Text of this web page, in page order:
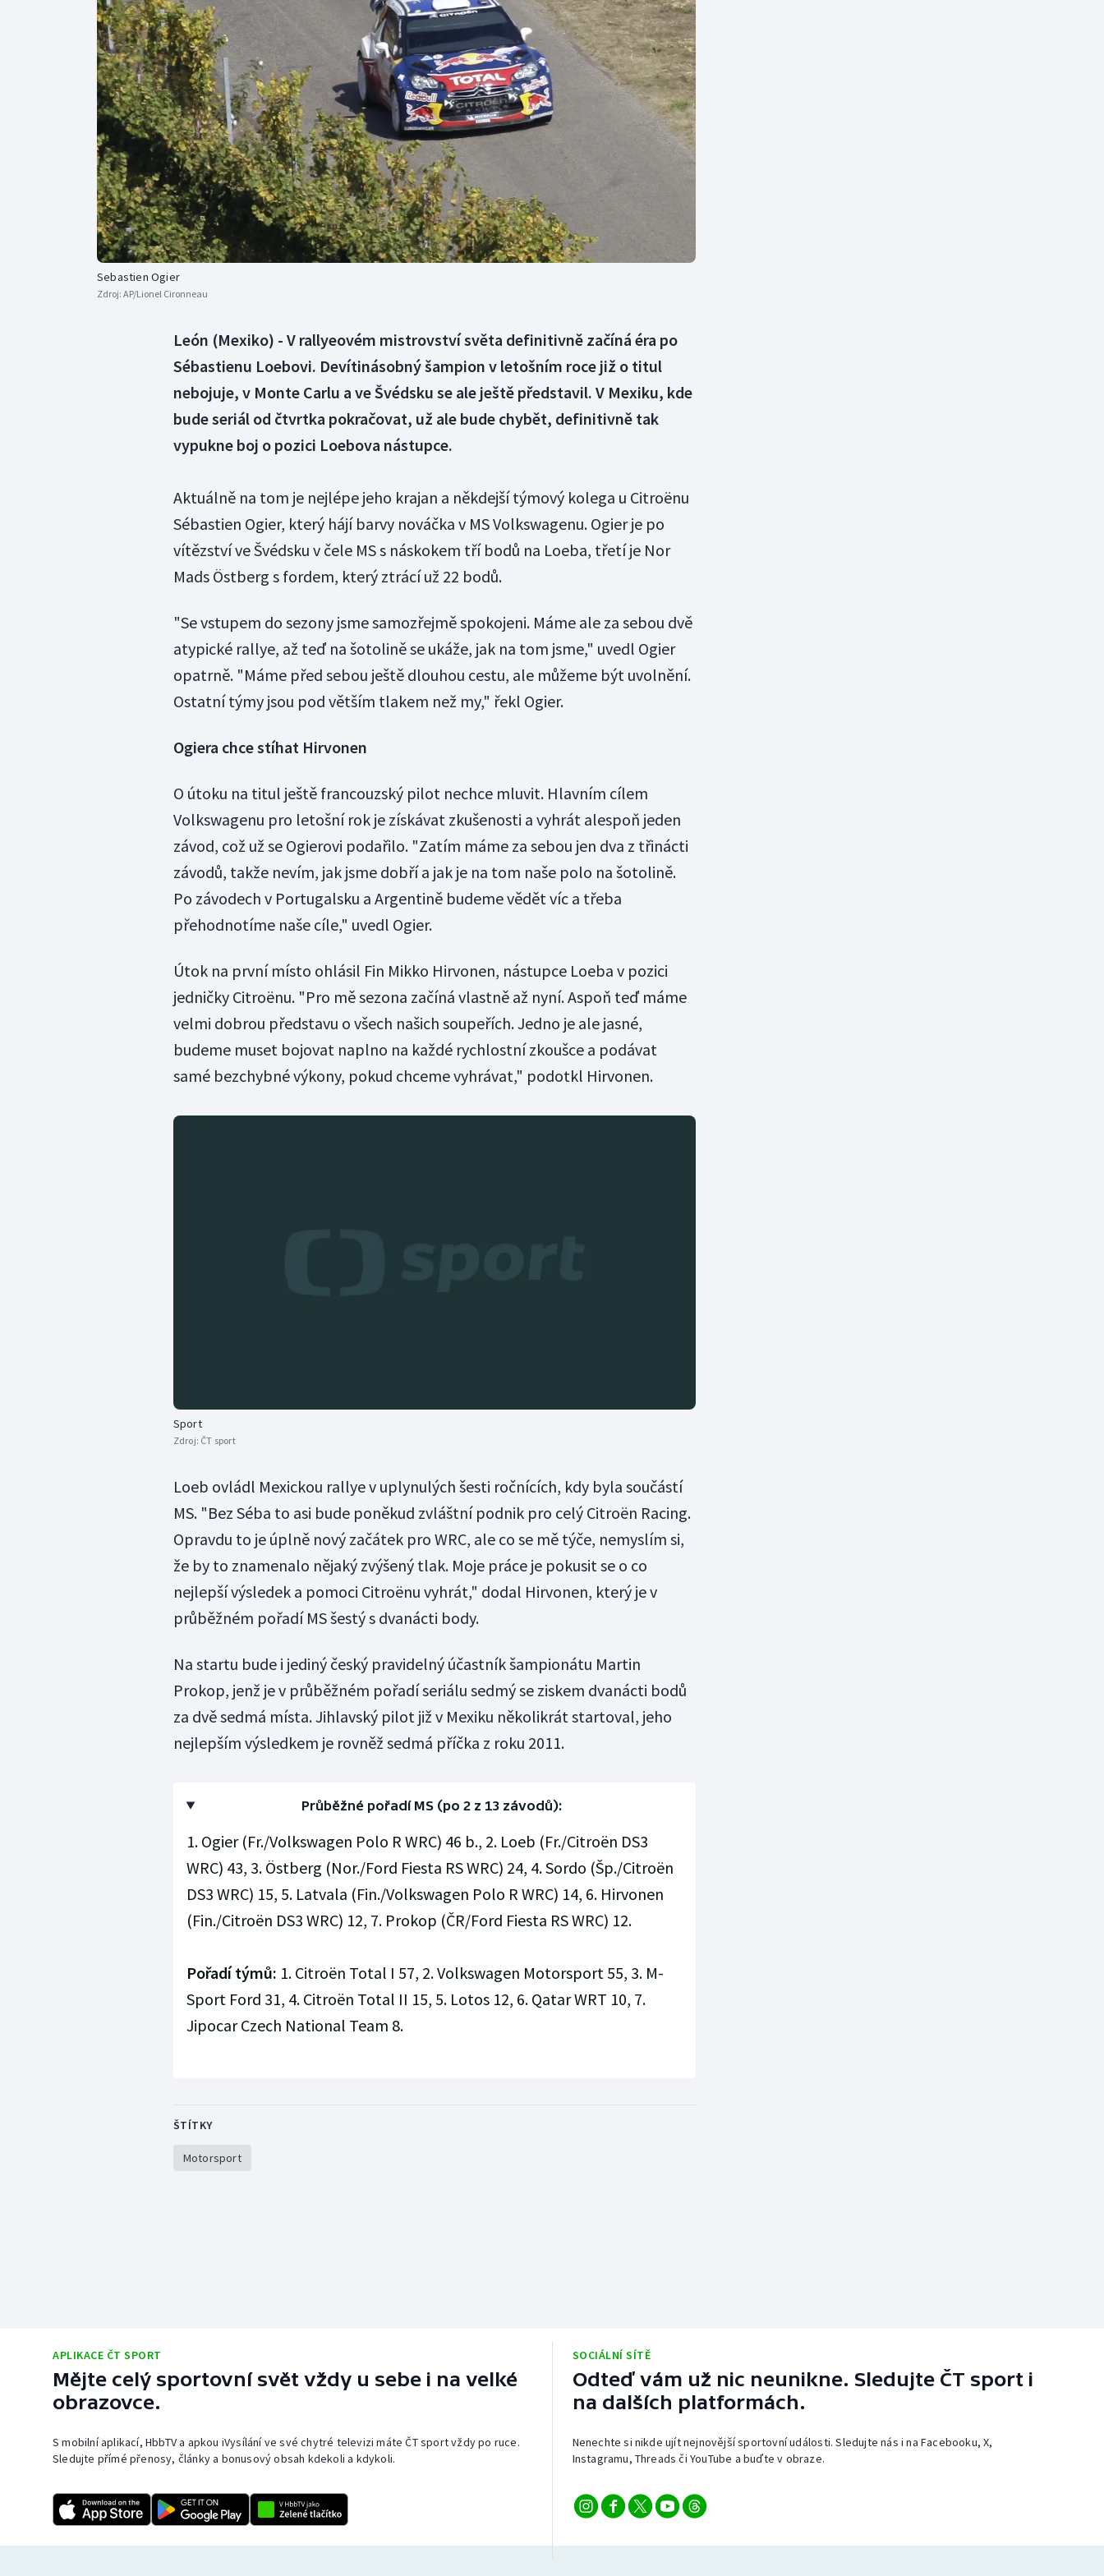
Curling
Dostihy
Florbal
Futsal
Golf
Gymnastika
Moderní pětiboj
Motorsport
Olympijské hry
Parasport
Plavání
Plážový volejbal
Triatlon
Veslování
Vodní slalom
Volejbal
Ostatní
Sebastien Ogier
Zdroj: AP/Lionel Cironneau
León (Mexiko) - V rallyeovém mistrovství světa definitivně začíná éra po
Sébastienu Loebovi. Devítinásobný šampion v letošním roce již o titul
nebojuje, v Monte Carlu a ve Švédsku se ale ještě představil. V Mexiku, kde
bude seriál od čtvrtka pokračovat, už ale bude chybět, definitivně tak
vypukne boj o pozici Loebova nástupce.
Aktuálně na tom je nejlépe jeho krajan a někdejší týmový kolega u Citroënu
Sébastien Ogier, který hájí barvy nováčka v MS Volkswagenu. Ogier je po
vítězství ve Švédsku v čele MS s náskokem tří bodů na Loeba, třetí je Nor
Mads Östberg s fordem, který ztrácí už 22 bodů.
"Se vstupem do sezony jsme samozřejmě spokojeni. Máme ale za sebou dvě
atypické rallye, až teď na šotolině se ukáže, jak na tom jsme," uvedl Ogier
opatrně. "Máme před sebou ještě dlouhou cestu, ale můžeme být uvolnění.
Ostatní týmy jsou pod větším tlakem než my," řekl Ogier.
Ogiera chce stíhat Hirvonen
O útoku na titul ještě francouzský pilot nechce mluvit. Hlavním cílem
Volkswagenu pro letošní rok je získávat zkušenosti a vyhrát alespoň jeden
závod, což už se Ogierovi podařilo. "Zatím máme za sebou jen dva z třinácti
závodů, takže nevím, jak jsme dobří a jak je na tom naše polo na šotolině.
Po závodech v Portugalsku a Argentině budeme vědět víc a třeba
přehodnotíme naše cíle," uvedl Ogier.
Útok na první místo ohlásil Fin Mikko Hirvonen, nástupce Loeba v pozici
jedničky Citroënu. "Pro mě sezona začíná vlastně až nyní. Aspoň teď máme
velmi dobrou představu o všech našich soupeřích. Jedno je ale jasné,
budeme muset bojovat naplno na každé rychlostní zkoušce a podávat
samé bezchybné výkony, pokud chceme vyhrávat," podotkl Hirvonen.
Sport
Zdroj: ČT sport
Loeb ovládl Mexickou rallye v uplynulých šesti ročnících, kdy byla součástí
MS. "Bez Séba to asi bude poněkud zvláštní podnik pro celý Citroën Racing.
Opravdu to je úplně nový začátek pro WRC, ale co se mě týče, nemyslím si,
že by to znamenalo nějaký zvýšený tlak. Moje práce je pokusit se o co
nejlepší výsledek a pomoci Citroënu vyhrát," dodal Hirvonen, který je v
průběžném pořadí MS šestý s dvanácti body.
Na startu bude i jediný český pravidelný účastník šampionátu Martin
Prokop, jenž je v průběžném pořadí seriálu sedmý se ziskem dvanácti bodů
za dvě sedmá místa. Jihlavský pilot již v Mexiku několikrát startoval, jeho
nejlepším výsledkem je rovněž sedmá příčka z roku 2011.
Průběžné pořadí MS (po 2 z 13 závodů):
1. Ogier (Fr./Volkswagen Polo R WRC) 46 b., 2. Loeb (Fr./Citroën DS3
WRC) 43, 3. Östberg (Nor./Ford Fiesta RS WRC) 24, 4. Sordo (Šp./Citroën
DS3 WRC) 15, 5. Latvala (Fin./Volkswagen Polo R WRC) 14, 6. Hirvonen
(Fin./Citroën DS3 WRC) 12, 7. Prokop (ČR/Ford Fiesta RS WRC) 12.
Pořadí týmů: 1. Citroën Total I 57, 2. Volkswagen Motorsport 55, 3. M-
Sport Ford 31, 4. Citroën Total II 15, 5. Lotos 12, 6. Qatar WRT 10, 7.
Jipocar Czech National Team 8.
ŠTÍTKY
Motorsport
APLIKACE ČT SPORT
Mějte celý sportovní svět vždy u sebe i na velké
obrazovce.
S mobilní aplikací, HbbTV a apkou iVysílání ve své chytré televizi máte ČT sport vždy po ruce.
Sledujte přímé přenosy, články a bonusový obsah kdekoli a kdykoli.
SOCIÁLNÍ SÍTĚ
Odteď vám už nic neunikne. Sledujte ČT sport i
na dalších platformách.
Nenechte si nikde ujít nejnovější sportovní události. Sledujte nás i na Facebooku, X,
Instagramu, Threads či YouTube a buďte v obraze.